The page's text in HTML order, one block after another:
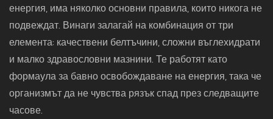
енергия, има няколко основни правила, които никога не
подвеждат. Винаги залагай на комбинация от три
елемента: качествени белтъчини, сложни въглехидрати
и малко здравословни мазнини. Те работят като
формаула за бавно освобождаване на енергия, така че
организмът да не чувства рязък спад през следващите
часове.